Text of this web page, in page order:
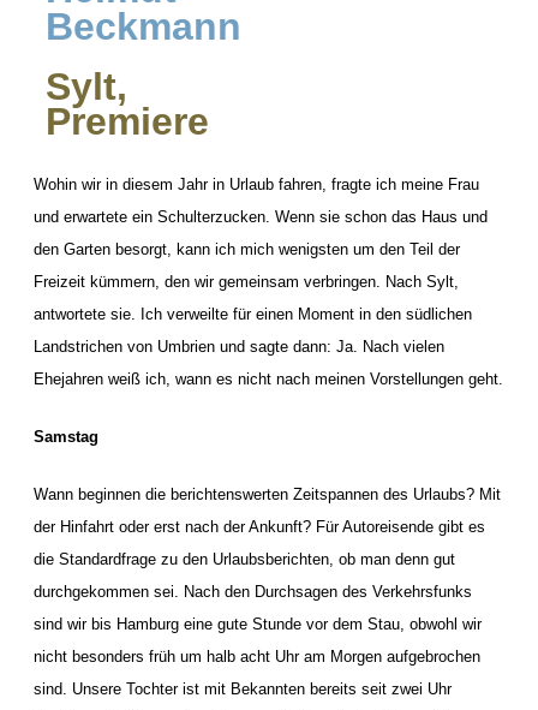
Beckmann
Sylt,
Premiere
Wohin wir in diesem Jahr in Urlaub fahren, fragte ich meine Frau
und erwartete ein Schulterzucken. Wenn sie schon das Haus und
den Garten besorgt, kann ich mich wenigsten um den Teil der
Freizeit kümmern, den wir gemeinsam verbringen. Nach Sylt,
antwortete sie. Ich verweilte für einen Moment in den südlichen
Landstrichen von Umbrien und sagte dann: Ja. Nach vielen
Ehejahren weiß ich, wann es nicht nach meinen Vorstellungen geht.
Samstag
Wann beginnen die berichtenswerten Zeitspannen des Urlaubs? Mit
der Hinfahrt oder erst nach der Ankunft? Für Autoreisende gibt es
die Standardfrage zu den Urlaubsberichten, ob man denn gut
durchgekommen sei. Nach den Durchsagen des Verkehrsfunks
sind wir bis Hamburg eine gute Stunde vor dem Stau, obwohl wir
nicht besonders früh um halb acht Uhr am Morgen aufgebrochen
sind. Unsere Tochter ist mit Bekannten bereits seit zwei Uhr